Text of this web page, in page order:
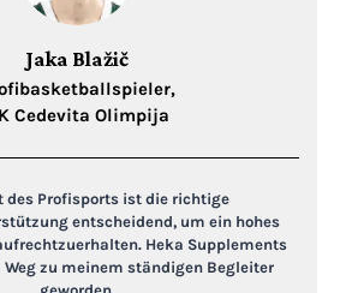
Jaka Blažič
Cedevita Olimpija
des Profisports ist die richtige
entscheidend, um ein hohes
Heka Supplements
zu meinem ständigen Begleiter